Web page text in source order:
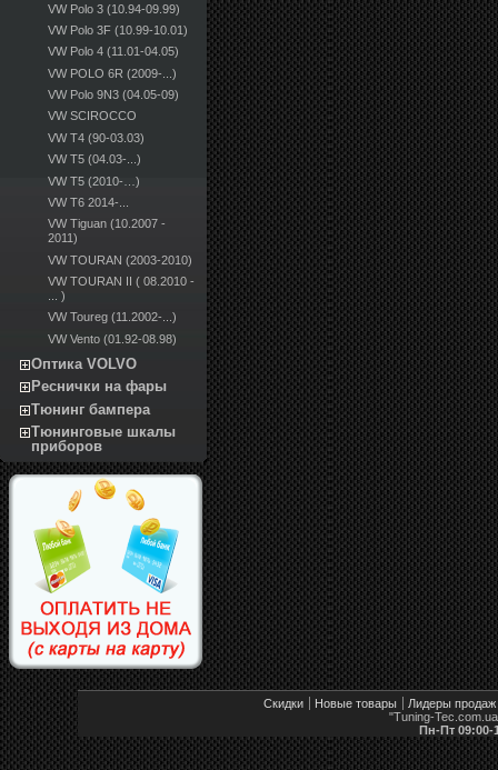
VW Polo 3 (10.94-09.99)
VW Polo 3F (10.99-10.01)
VW Polo 4 (11.01-04.05)
VW POLO 6R (2009-...)
VW Polo 9N3 (04.05-09)
VW SCIROCCO
VW T4 (90-03.03)
VW T5 (04.03-...)
VW T5 (2010-…)
VW T6 2014-...
VW Tiguan (10.2007 -
2011)
VW TOURAN (2003-2010)
VW TOURAN II ( 08.2010 -
... )
VW Toureg (11.2002-...)
VW Vento (01.92-08.98)
Оптика VOLVO
Реснички на фары
Тюнинг бампера
Тюнинговые шкалы
приборов
Скидки Новые товары
Лидеры продаж
"Tuning-
Пн-Пт 09:00-